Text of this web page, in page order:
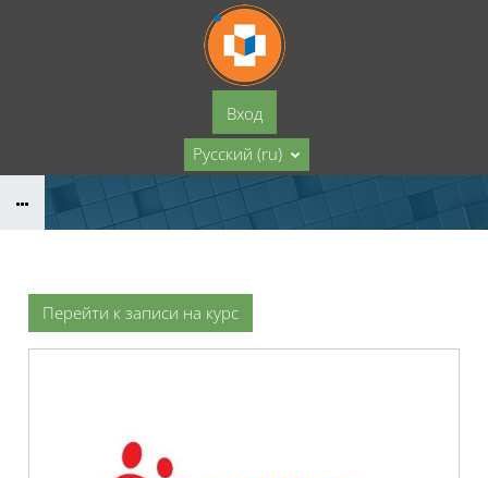
Перейти к основному содержанию
Вход
Русский ‎(ru)‎
Перейти к записи на курс